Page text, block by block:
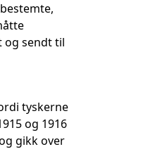
og sendt til
tyskerne
og 1916
gikk over